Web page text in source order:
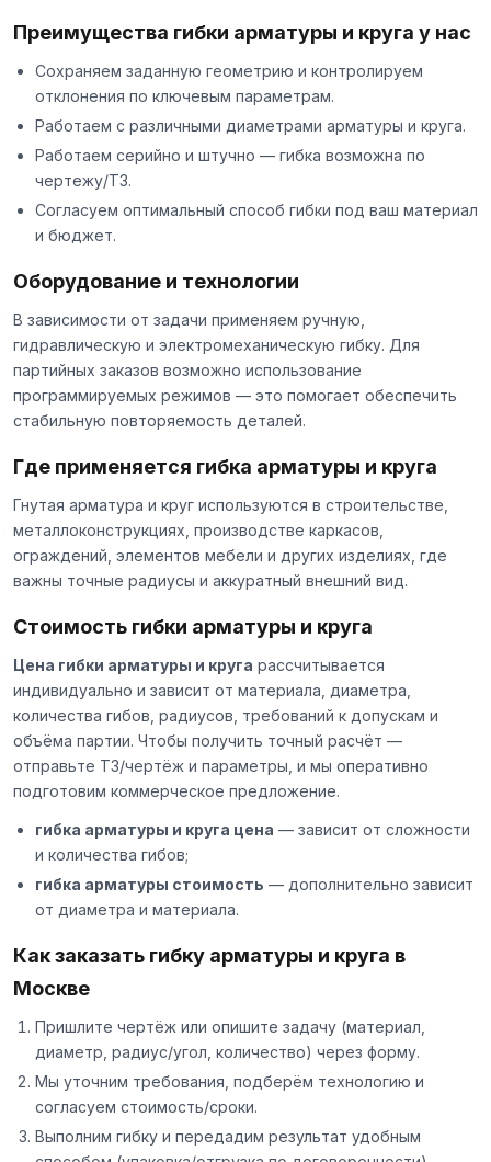
Преимущества гибки арматуры и круга у нас
Сохраняем заданную геометрию и контролируем
отклонения по ключевым параметрам.
Работаем с различными диаметрами арматуры и круга.
Работаем серийно и штучно — гибка возможна по
чертежу/ТЗ.
Согласуем оптимальный способ гибки под ваш материал
и бюджет.
Оборудование и технологии
В зависимости от задачи применяем ручную,
гидравлическую и электромеханическую гибку. Для
партийных заказов возможно использование
программируемых режимов — это помогает обеспечить
стабильную повторяемость деталей.
Где применяется гибка арматуры и круга
Гнутая арматура и круг используются в строительстве,
металлоконструкциях, производстве каркасов,
ограждений, элементов мебели и других изделиях, где
важны точные радиусы и аккуратный внешний вид.
Стоимость гибки арматуры и круга
Цена гибки арматуры и круга рассчитывается
индивидуально и зависит от материала, диаметра,
количества гибов, радиусов, требований к допускам и
объёма партии. Чтобы получить точный расчёт —
отправьте ТЗ/чертёж и параметры, и мы оперативно
подготовим коммерческое предложение.
гибка арматуры и круга цена — зависит от сложности
и количества гибов;
гибка арматуры стоимость — дополнительно зависит
от диаметра и материала.
Как заказать гибку арматуры и круга в
Москве
Пришлите чертёж или опишите задачу (материал,
диаметр, радиус/угол, количество) через форму.
Мы уточним требования, подберём технологию и
согласуем стоимость/сроки.
Выполним гибку и передадим результат удобным